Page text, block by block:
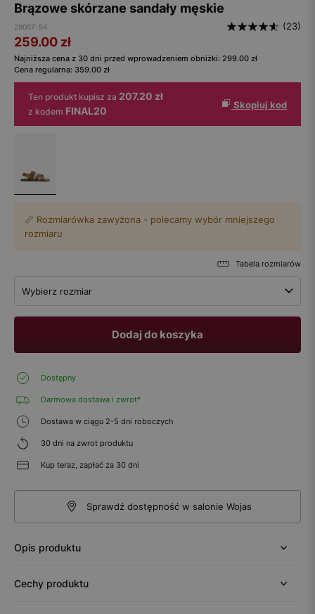
Brązowe skórzane sandały męskie
29007-54 (23)
259.00 zł
Najniższa cena z 30 dni przed wprowadzeniem obniżki: 299.00 zł
Cena regularna: 359.00 zł
Ten produkt kupisz za 207.20 zł
z kodem FINAL20 Skopiuj kod
📏 Rozmiarówka zawyżona - polecamy wybór mniejszego
rozmiaru
Tabela rozmiarów
Wybierz rozmiar
Dodaj do koszyka
Dostępny
Darmowa dostawa i zwrot*
Dostawa w ciągu 2-5 dni roboczych
30 dni na zwrot produktu
Kup teraz, zapłać za 30 dni
Sprawdź dostępność w salonie Wojas
Opis produktu
Cechy produktu